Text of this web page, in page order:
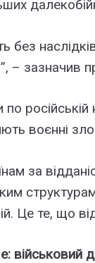
без
– зазначив
воєнні
за
Це те, що
військовий